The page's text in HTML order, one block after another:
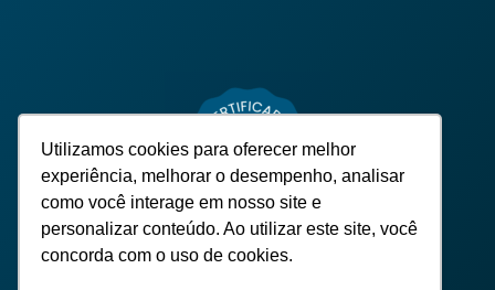
Utilizamos cookies para oferecer melhor
experiência, melhorar o desempenho, analisar
como você interage em nosso site e
personalizar conteúdo. Ao utilizar este site, você
concorda com o uso de cookies.
ALL RIGHTS RESERVED